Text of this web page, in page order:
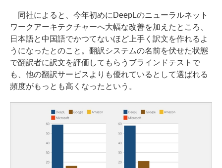
同社によると、今年初めにDeepLのニューラルネット
ワークアーキテクチャーへ大幅な改善を加えたところ、
日本語と中国語でかつてないほど上手く訳文を作れるよ
うになったとのこと。翻訳システムの名前を伏せた状態
で翻訳者に訳文を評価してもらうブラインドテストで
も、他の翻訳サービスよりも優れているとして選ばれる
頻度がもっとも高くなったという。